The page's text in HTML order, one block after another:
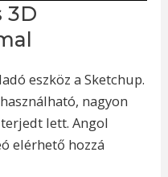
3D
eszköz a Sketchup.
nagyon
lett. Angol
elérhető hozzá